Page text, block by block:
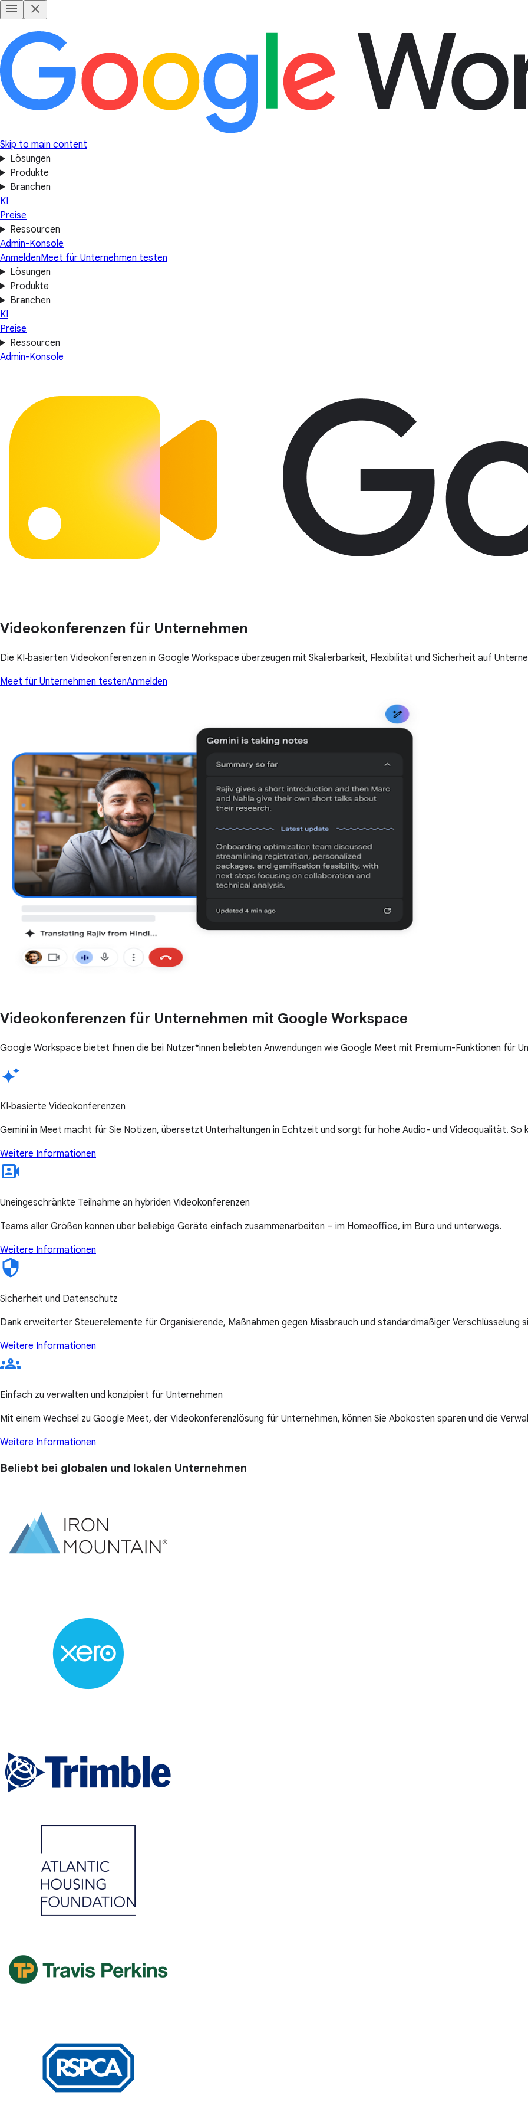
Skip to main content
Lösungen
Produkte
Branchen
KI
Preise
Ressourcen
Admin-Konsole
AnmeldenMeet für Unternehmen testen
Lösungen
Produkte
Branchen
KI
Preise
Ressourcen
Admin-Konsole
Videokonferenzen für Unternehmen
Die KI‑basierten Videokonferenzen in Google Workspace überzeugen mit Skalierbarkeit, Flexibilität und Sicherheit auf
Meet für Unternehmen testenAnmelden
Videokonferenzen für Unternehmen mit Google Workspace
Google Workspace bietet Ihnen die bei Nutzer*innen beliebten Anwendungen wie Google Meet mit Premium-Funktionen für
KI‑basierte Videokonferenzen
Gemini in Meet macht für Sie Notizen, übersetzt Unterhaltungen in Echtzeit und sorgt für hohe Audio- und Videoqualität. So
Weitere Informationen
Uneingeschränkte Teilnahme an hybriden Videokonferenzen
Teams aller Größen können über beliebige Geräte einfach zusammenarbeiten – im Homeoffice, im Büro und unterwegs.
Weitere Informationen
Sicherheit und Datenschutz
Dank erweiterter Steuerelemente für Organisierende, Maßnahmen gegen Missbrauch und standardmäßiger Verschlüsselung
Weitere Informationen
Einfach zu verwalten und konzipiert für Unternehmen
Mit einem Wechsel zu Google Meet, der Videokonferenzlösung für Unternehmen, können Sie Abokosten sparen und die
Weitere Informationen
Beliebt bei globalen und lokalen Unternehmen